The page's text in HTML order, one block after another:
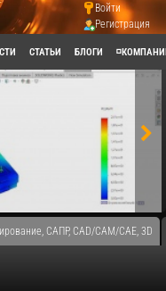
Войти
Регистрация
СТАТЬИ БЛОГИ
САПР, CAD/CAM/CAE, 3D